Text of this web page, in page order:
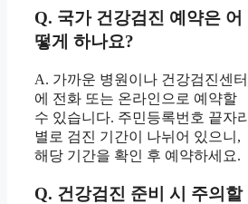
Q. 국가 건강검진 예약은 어
떻게 하나요?
A. 가까운 병원이나 건강검진센터
에 전화 또는 온라인으로 예약할
수 있습니다. 주민등록번호 끝자리
별로 검진 기간이 나뉘어 있으니,
해당 기간을 확인 후 예약하세요.
Q. 건강검진 준비 시 주의할